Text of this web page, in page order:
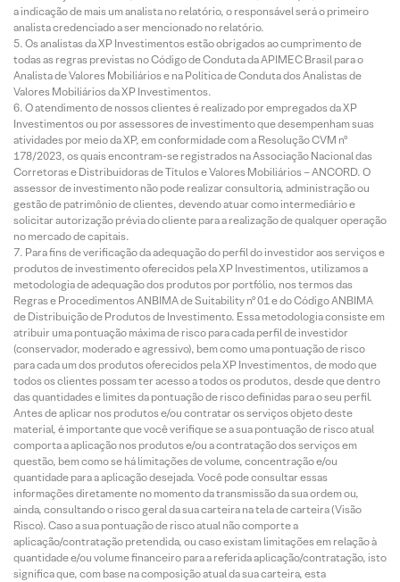
a indicação de mais um analista no relatório, o responsável será o primeiro
analista credenciado a ser mencionado no relatório.
Os analistas da XP Investimentos estão obrigados ao cumprimento de
todas as regras previstas no Código de Conduta da APIMEC Brasil para o
Analista de Valores Mobiliários e na Política de Conduta dos Analistas de
Valores Mobiliários da XP Investimentos.
O atendimento de nossos clientes é realizado por empregados da XP
Investimentos ou por assessores de investimento que desempenham suas
atividades por meio da XP, em conformidade com a Resolução CVM nº
178/2023, os quais encontram-se registrados na Associação Nacional das
Corretoras e Distribuidoras de Títulos e Valores Mobiliários – ANCORD. O
assessor de investimento não pode realizar consultoria, administração ou
gestão de patrimônio de clientes, devendo atuar como intermediário e
solicitar autorização prévia do cliente para a realização de qualquer operação
no mercado de capitais.
Para fins de verificação da adequação do perfil do investidor aos serviços e
produtos de investimento oferecidos pela XP Investimentos, utilizamos a
metodologia de adequação dos produtos por portfólio, nos termos das
Regras e Procedimentos ANBIMA de Suitability nº 01 e do Código ANBIMA
de Distribuição de Produtos de Investimento. Essa metodologia consiste em
atribuir uma pontuação máxima de risco para cada perfil de investidor
(conservador, moderado e agressivo), bem como uma pontuação de risco
para cada um dos produtos oferecidos pela XP Investimentos, de modo que
todos os clientes possam ter acesso a todos os produtos, desde que dentro
das quantidades e limites da pontuação de risco definidas para o seu perfil.
Antes de aplicar nos produtos e/ou contratar os serviços objeto deste
material, é importante que você verifique se a sua pontuação de risco atual
comporta a aplicação nos produtos e/ou a contratação dos serviços em
questão, bem como se há limitações de volume, concentração e/ou
quantidade para a aplicação desejada. Você pode consultar essas
informações diretamente no momento da transmissão da sua ordem ou,
ainda, consultando o risco geral da sua carteira na tela de carteira (Visão
Risco). Caso a sua pontuação de risco atual não comporte a
aplicação/contratação pretendida, ou caso existam limitações em relação à
quantidade e/ou volume financeiro para a referida aplicação/contratação, isto
significa que, com base na composição atual da sua carteira, esta